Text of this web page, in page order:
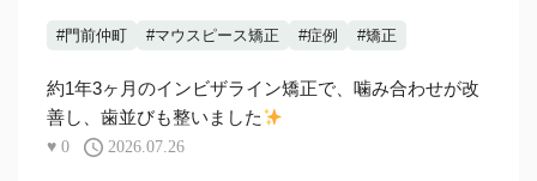
#門前仲町 #マウスピース矯正 #症例 #矯正
約1年3ヶ月のインビザライン矯正で、噛み合わせが改
善し、歯並びも整いました
♥ 0 2026.07.26